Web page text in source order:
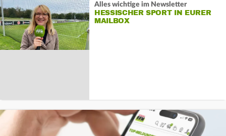
Alles wichtige im Newsletter
HESSISCHER SPORT IN EURER
MAILBOX